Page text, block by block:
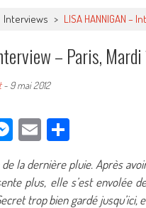
Interviews > LISA HANNIGAN –
– Paris,
- 9 mai 2012
Messenger
Email
de la dernière pluie. Après
plus, elle s’est envolée
trop bien gardé jusqu’ici,